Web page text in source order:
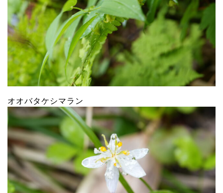
オオバタケシマラン